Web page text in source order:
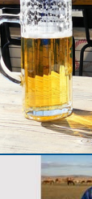
bis
Sie
und